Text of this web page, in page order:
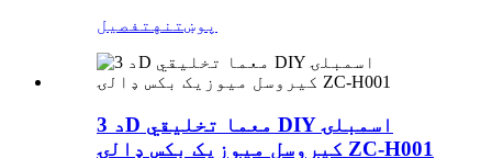
پوښتنه تفصیل
د 3D معما تخلیقي DIY اسمبلۍ
کیروسل میوزیک بکس ډالۍ ZC-H001